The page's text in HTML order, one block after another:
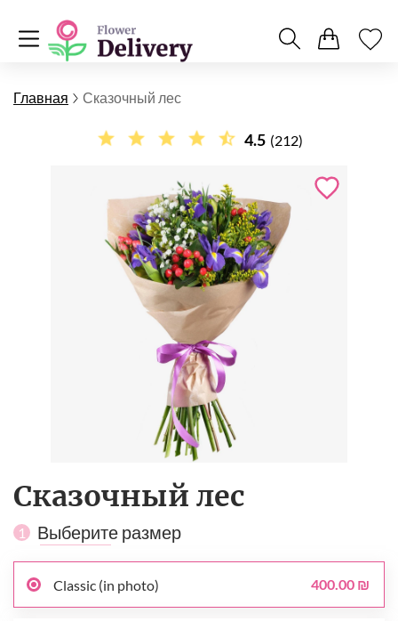
Главная Сказочный лес
4.5 (212)
Сказочный лес
1 Выберите размер
Classic (in photo) 400.00 ₪